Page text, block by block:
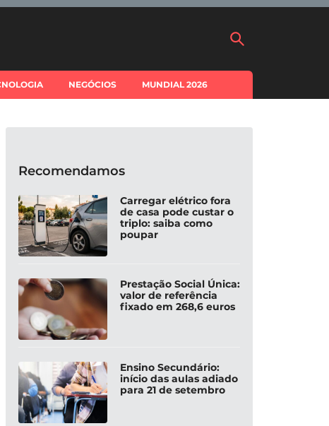
NEGÓCIOS MUNDIAL 2026
Recomendamos
Carregar elétrico fora
de casa pode custar o
triplo: saiba como
poupar
Prestação Social Única:
valor de referência
fixado em 268,6 euros
Ensino Secundário:
início das aulas adiado
para 21 de setembro